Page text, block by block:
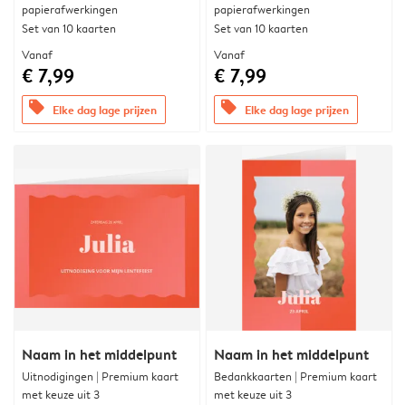
papierafwerkingen
Set van 10 kaarten
Vanaf
€ 7,99
offers Elke dag lage prijzen
papierafwerkingen
Set van 10 kaarten
Vanaf
€ 7,99
offers Elke dag lage prijzen
Naam in het middelpunt
Uitnodigingen | Premium kaart
met keuze uit 3
Naam in het middelpunt
Bedankkaarten | Premium kaart
met keuze uit 3